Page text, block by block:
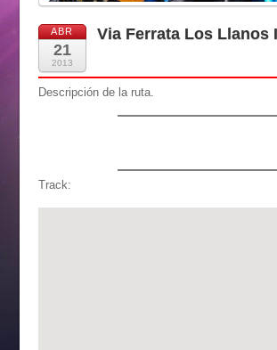
ABR
21
2013
Via Ferrata Los Llanos
Descripción de la ruta.
Track: